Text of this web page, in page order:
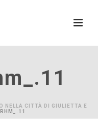
NELLA CITTÀ DI GIULIETTA E